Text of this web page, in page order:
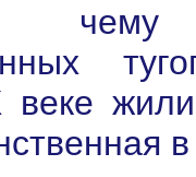
веке